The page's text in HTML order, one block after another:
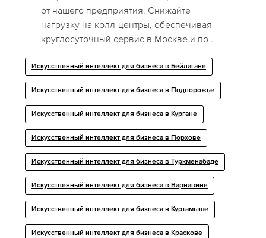
от нашего предприятия. Снижайте
нагрузку на колл-центры, обеспечивая
круглосуточный сервис в Москве и по .
Искусственный интеллект для бизнеса в Бейлагане
Искусственный интеллект для бизнеса в Подпорожье
Искусственный интеллект для бизнеса в Кургане
Искусственный интеллект для бизнеса в Порхове
Искусственный интеллект для бизнеса в Туркменабаде
Искусственный интеллект для бизнеса в Варнавине
Искусственный интеллект для бизнеса в Куртамыше
Искусственный интеллект для бизнеса в Краскове